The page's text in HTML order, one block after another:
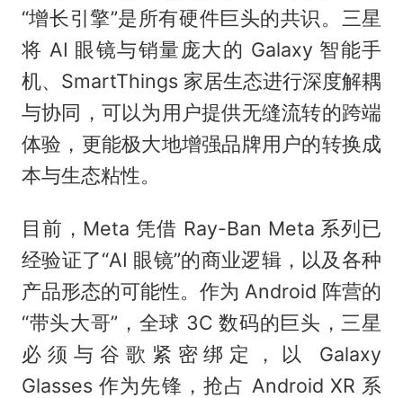
“增长引擎”是所有硬件巨头的共识。三星
将 AI 眼镜与销量庞大的 Galaxy 智能手
机、SmartThings 家居生态进行深度解耦
与协同，可以为用户提供无缝流转的跨端
体验，更能极大地增强品牌用户的转换成
本与生态粘性。
目前，Meta 凭借 Ray-Ban Meta 系列已
经验证了“AI 眼镜”的商业逻辑，以及各种
产品形态的可能性。作为 Android 阵营的
“带头大哥”，全球 3C 数码的巨头，三星
必须与谷歌紧密绑定，以 Galaxy
Glasses 作为先锋，抢占 Android XR 系